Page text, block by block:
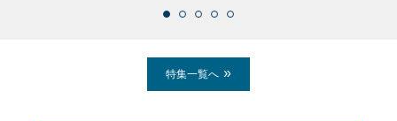
特集一覧へ